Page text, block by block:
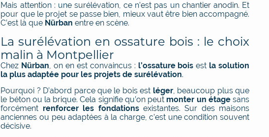
Mais attention : une surélévation, ce n’est pas un chantier anodin. Et
pour que le projet se passe bien, mieux vaut être bien accompagné.
C’est là que Nürban entre en scène.
La surélévation en ossature bois : le choix
malin à Montpellier
Chez Nürban, on en est convaincus : l’ossature bois est la solution
la plus adaptée pour les projets de surélévation.
Pourquoi ? D’abord parce que le bois est léger, beaucoup plus que
le béton ou la brique. Cela signifie qu’on peut monter un étagesans
forcément renforcer les fondationsexistantes. Sur des maisons
anciennes ou peu adaptées à la charge, c’est une condition souvent
décisive.